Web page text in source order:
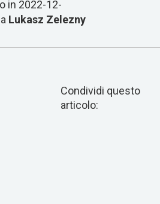
in 2022-12-
Lukasz Zelezny
Condividi questo
articolo: